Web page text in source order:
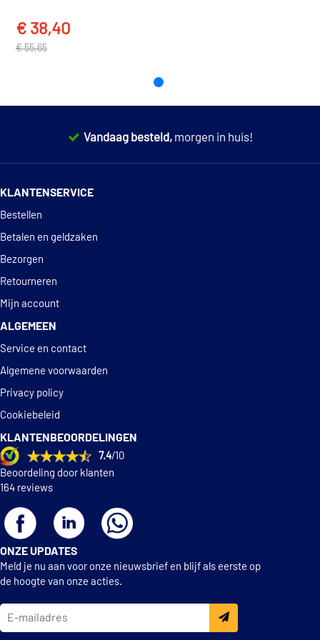
€ 38,40
€ 55,65
Vandaag besteld, morgen in huis!
KLANTENSERVICE
Bestellen
Betalen en geldzaken
Bezorgen
Retourneren
Mijn account
ALGEMEEN
Service en contact
Algemene voorwaarden
Privacy policy
Cookiebeleid
KLANTENBEOORDELINGEN
7.4/10
Beoordeling door klanten
164 reviews
ONZE UPDATES
Meld je nu aan voor onze nieuwsbrief en blijf als eerste op
de hoogte van onze acties.